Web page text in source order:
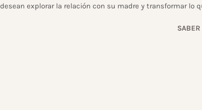
desean explorar la relación con su madre y transformar